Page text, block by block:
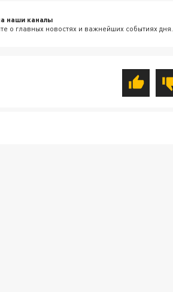
наши каналы
о главных новостях и важнейших событиях дня.